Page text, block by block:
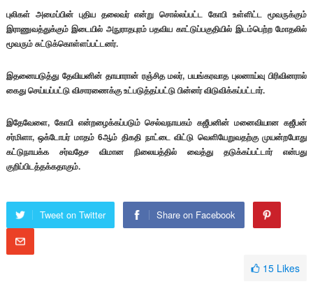
புலிகள் அமைப்பின் புதிய தலைவர் என்று சொல்லப்பட்ட கோபி உள்ளிட்ட மூவருக்கும்
இராணுவத்துக்கும் இடையில் அநுராதபுரம் பதவிய காட்டுப்பகுதியில் இடம்பெற்ற மோதலில்
மூவரும் சுட்டுக்கொள்ளப்பட்டனர்.
இதனையடுத்து தேவியனின் தாயாரான் ரஞ்சித மலர், பயங்கரவாத புலனாய்வு பிரிவினரால்
கைது செய்யப்பட்டு விசாரணைக்கு உட்படுத்தப்பட்டு பின்னர் விடுவிக்கப்பட்டார்.
இதேவேளை, கோபி என்றழைக்கப்படும் செல்வநாயகம் கஜீபனின் மனைவியான கஜீபன்
சர்மிளா, ஒக்டோபர் மாதம் 6ஆம் திகதி நாட்டை விட்டு வெளியேறுவதற்கு முயன்றபோது
கட்டுநாயக்க சர்வதேச விமான நிலையத்தில் வைத்து தடுக்கப்பட்டார் என்பது
குறிப்பிடத்தக்கதாகும்.
Tweet on Twitter Share on Facebook
15 Likes